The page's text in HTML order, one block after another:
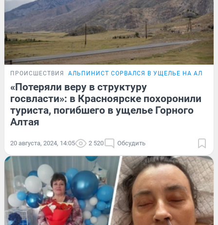
ПРОИСШЕСТВИЯ АЛЬПИНИСТ СОРВАЛСЯ В УЩЕЛЬЕ НА АЛТАЕ
«Потеряли веру в структуру
госвласти»: в Красноярске похоронили
туриста, погибшего в ущелье Горного
Алтая
20 августа, 2024, 14:05 2 520 Обсудить